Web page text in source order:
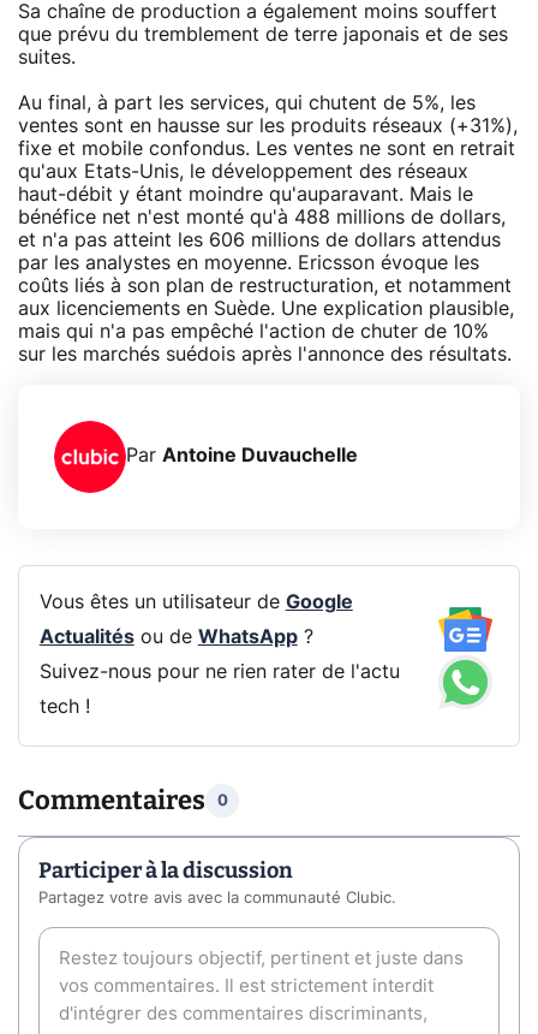
Sa chaîne de production a également moins souffert
que prévu du tremblement de terre japonais et de ses
suites.
Au final, à part les services, qui chutent de 5%, les
ventes sont en hausse sur les produits réseaux (+31%),
fixe et mobile confondus. Les ventes ne sont en retrait
qu'aux Etats-Unis, le développement des réseaux
haut-débit y étant moindre qu'auparavant. Mais le
bénéfice net n'est monté qu'à 488 millions de dollars,
et n'a pas atteint les 606 millions de dollars attendus
par les analystes en moyenne. Ericsson évoque les
coûts liés à son plan de restructuration, et notamment
aux licenciements en Suède. Une explication plausible,
mais qui n'a pas empêché l'action de chuter de 10%
sur les marchés suédois après l'annonce des résultats.
Par Antoine Duvauchelle
Vous êtes un utilisateur de Google
Actualitésou de WhatsApp?
Suivez-nous pour ne rien rater de l'actu
tech !
Commentaires 0
Participer à la discussion
Partagez votre avis avec la communauté Clubic.